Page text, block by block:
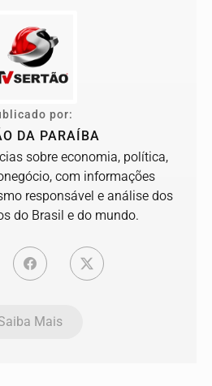
por:
DA PARAÍBA
sobre economia, política,
com informações
responsável e análise dos
do Brasil e do mundo.
Mais